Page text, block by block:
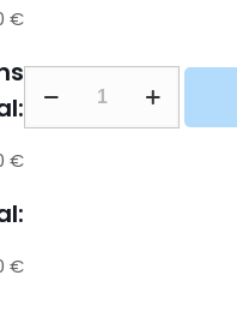
€
€
€